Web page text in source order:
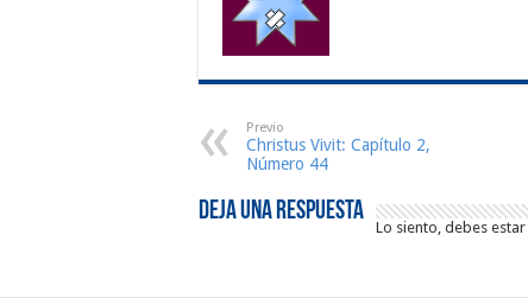
Previo
Christus Vivit: Capítulo 2,
Número 44
Deja una respuesta
Lo siento, debes estar